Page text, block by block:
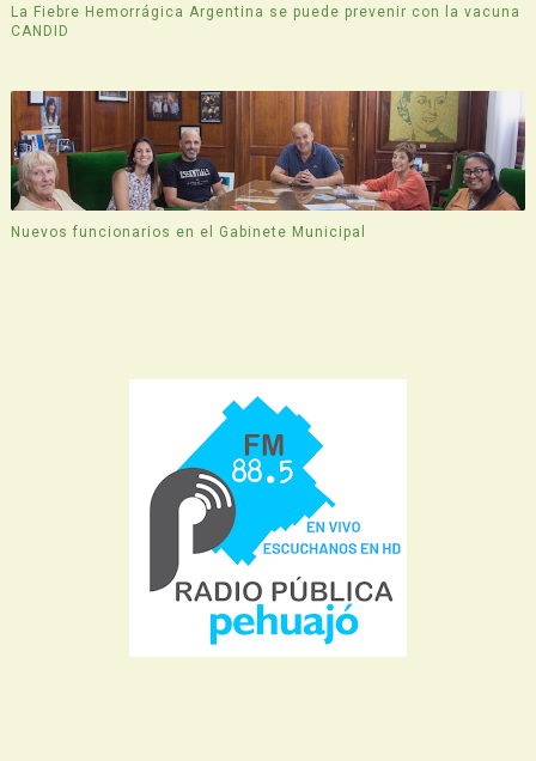
La Fiebre Hemorrágica Argentina se puede prevenir con la vacuna
CANDID
Nuevos funcionarios en el Gabinete Municipal